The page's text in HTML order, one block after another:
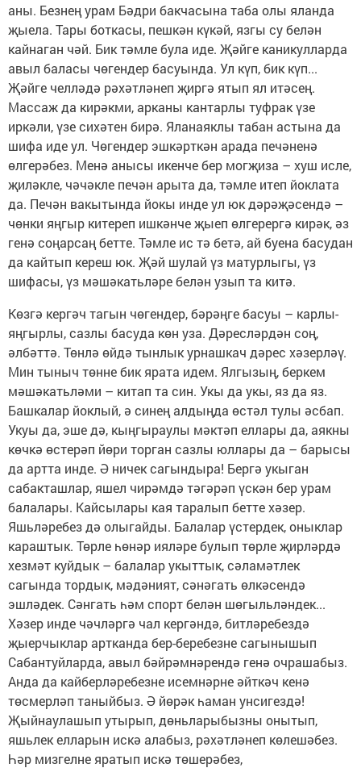
аны. Безнең урам Бәдри бакчасына таба олы яланда
җыела. Тары боткасы, пешкән күкәй, язгы су белән
кайнаган чәй. Бик тәмле була иде. Җәйге каникулларда
авыл баласы чөгендер басуында. Ул күп, бик күп...
Җәйге челләдә рәхәтләнеп җиргә ятып ял итәсең.
Массаж да кирәкми, арканы кантарлы туфрак үзе
иркәли, үзе сихәтен бирә. Яланаяклы табан астына да
шифа иде ул. Чөгендер эшкәрткән арада печәненә
өлгерәбез. Менә анысы икенче бер могҗиза – хуш исле,
җиләкле, чәчәкле печән арыта да, тәмле итеп йоклата
да. Печән вакытында йокы инде ул юк дәрәҗәсендә –
чөнки яңгыр китереп ишкәнче җыеп өлгерергә кирәк, әз
генә соңарсаң бетте. Тәмле ис тә бетә, ай буена басудан
да кайтып кереш юк. Җәй шулай үз матурлыгы, үз
шифасы, үз мәшәкатьләре белән узып та китә.
Көзгә кергәч тагын чөгендер, бәрәңге басуы – карлы-
яңгырлы, сазлы басуда көн уза. Дәресләрдән соң,
әлбәттә. Төнлә өйдә тынлык урнашкач дәрес хәзерләү.
Мин тыныч төнне бик ярата идем. Ялгызың, беркем
мәшәкатьләми – китап та син. Укы да укы, яз да яз.
Башкалар йоклый, ә синең алдыңда өстәл тулы әсбап.
Укуы да, эше дә, кыңгыраулы мәктәп еллары да, аякны
көчкә өстерәп йөри торган сазлы юллары да – барысы
да артта инде. Ә ничек сагындыра! Бергә укыган
сабакташлар, яшел чирәмдә тәгәрәп үскән бер урам
балалары. Кайсылары кая таралып бетте хәзер.
Яшьләребез дә олыгайды. Балалар үстердек, оныклар
караштык. Төрле һөнәр ияләре булып төрле җирләрдә
хезмәт куйдык – балалар укыттык, сәламәтлек
сагында тордык, мәдәният, сәнәгать өлкәсендә
эшләдек. Сәнгать һәм спорт белән шөгыльләндек...
Хәзер инде чәчләргә чал кергәндә, битләребездә
җыерчыклар артканда бер-беребезне сагынышып
Сабантуйларда, авыл бәйрәмнәрендә генә очрашабыз.
Анда да кайберләребезне исемнәрне әйткәч кенә
төсмерләп таныйбыз. Ә йөрәк һаман унсигездә!
Җыйнаулашып утырып, дөньларыбызны онытып,
яшьлек елларын искә алабыз, рәхәтләнеп көлешәбез.
Һәр мизгелне яратып искә төшерәбез,